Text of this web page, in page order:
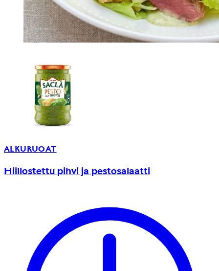
ALKURUOAT
Hiillostettu pihvi ja pestosalaatti